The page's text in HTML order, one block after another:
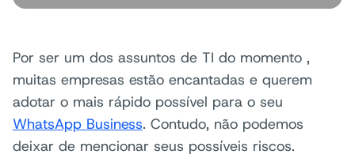
Por ser um dos assuntos de TI do momento ,
muitas empresas estão encantadas e querem
adotar o mais rápido possível para o seu
WhatsApp Business. Contudo, não podemos
deixar de mencionar seus possíveis riscos.